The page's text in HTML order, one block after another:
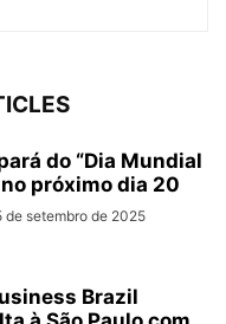
do “Dia Mundial
próximo dia 20
de setembro de 2025
Brazil